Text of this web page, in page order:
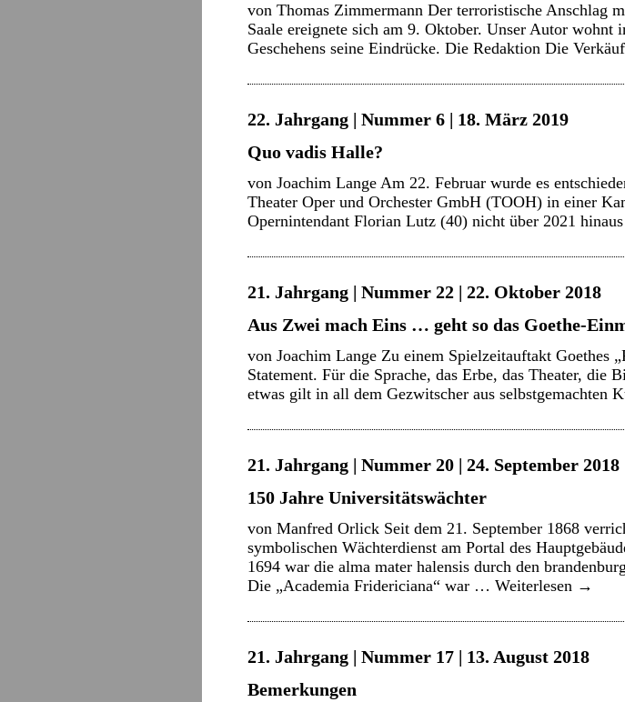
von Thomas Zimmermann Der terroristische Anschlag
Saale ereignete sich am 9. Oktober. Unser Autor wohnt
Geschehens seine Eindrücke. Die Redaktion Die
22. Jahrgang | Nummer 6 | 18. März 2019
Quo vadis Halle?
von Joachim Lange Am 22. Februar wurde es
Theater Oper und Orchester GmbH (TOOH) in einer
Opernintendant Florian Lutz (40) nicht über 2021
21. Jahrgang | Nummer 22 | 22. Oktober 2018
Aus Zwei mach Eins … geht so das Goethe-
von Joachim Lange Zu einem Spielzeitauftakt Goethes
Statement. Für die Sprache, das Erbe, das Theater,
etwas gilt in all dem Gezwitscher aus selbstgemachten
21. Jahrgang | Nummer 20 | 24. September 2018
150 Jahre Universitätswächter
von Manfred Orlick Seit dem 21. September 1868
symbolischen Wächterdienst am Portal des
1694 war die alma mater halensis durch den
Die „Academia Fridericiana“ war … Weiterlesen →
21. Jahrgang | Nummer 17 | 13. August 2018
Bemerkungen